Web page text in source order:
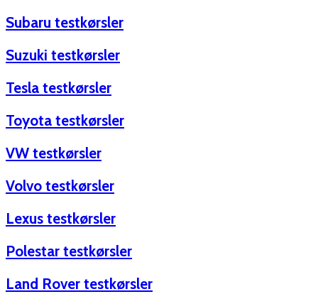
Subaru testkørsler
Suzuki testkørsler
Tesla testkørsler
Toyota testkørsler
VW testkørsler
Volvo testkørsler
Lexus testkørsler
Polestar testkørsler
Land Rover testkørsler